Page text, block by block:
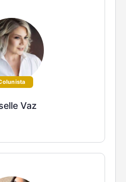
Vaz